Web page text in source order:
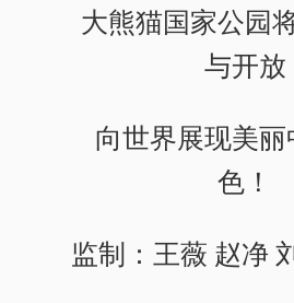
大熊猫国家公园
与开放
向世界展现美
色！
监制：王薇 赵净